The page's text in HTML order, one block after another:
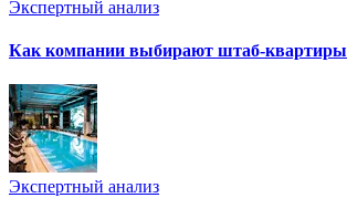
Экспертный анализ
Как компании выбирают штаб-квартиры
Экспертный анализ